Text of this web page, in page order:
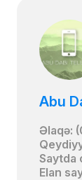
Abu
Əlaqə:
Saytda
Elan